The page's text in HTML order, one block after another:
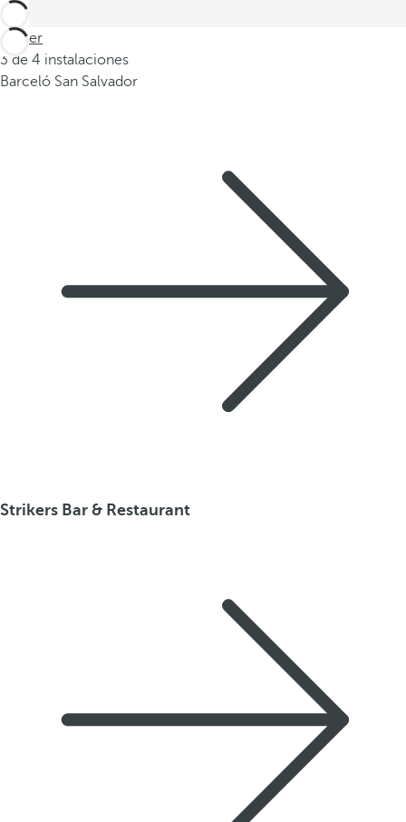
Volver
3 de 4 instalaciones
Barceló San Salvador
Strikers Bar & Restaurant